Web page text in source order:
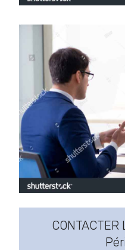
CONTACTER